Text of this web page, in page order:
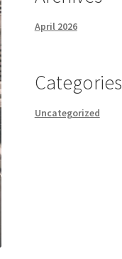
April 2026
Categories
Uncategorized